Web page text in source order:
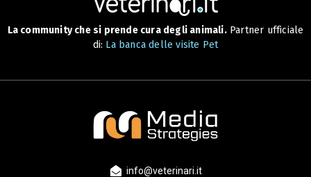
La community che si prende cura degli animali.Partner ufficiale
di: La banca delle visite Pet
info@veterinari.it